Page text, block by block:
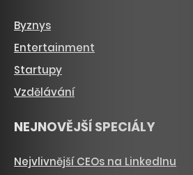
Byznys
Entertainment
Startupy
Vzdělávání
NEJNOVĚJŠÍ SPECIÁLY
Nejvlivnější CEOs na LinkedInu